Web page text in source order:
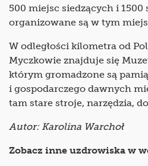
500 miejsc siedzących i
organizowane są w tym
W odległości kilometra od
Myczkowie znajduje się
którym gromadzone są
i gospodarczego dawnych
tam stare stroje, narzędzia,
Autor: Karolina Warchoł
Zobacz inne uzdrowiska w